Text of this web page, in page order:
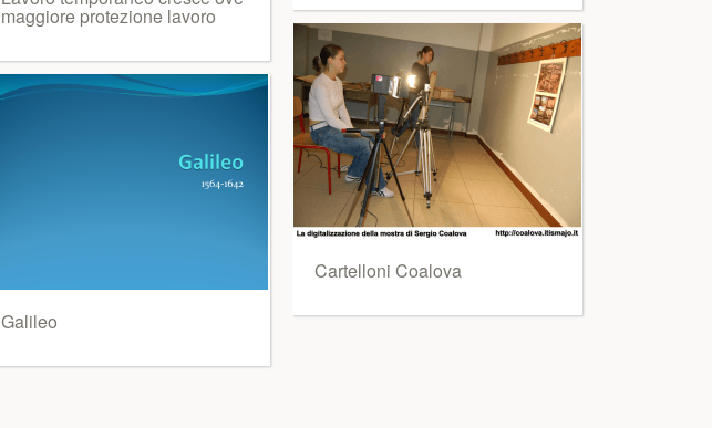
maggiore protezione lavoro
Galileo
Cartelloni Coalova